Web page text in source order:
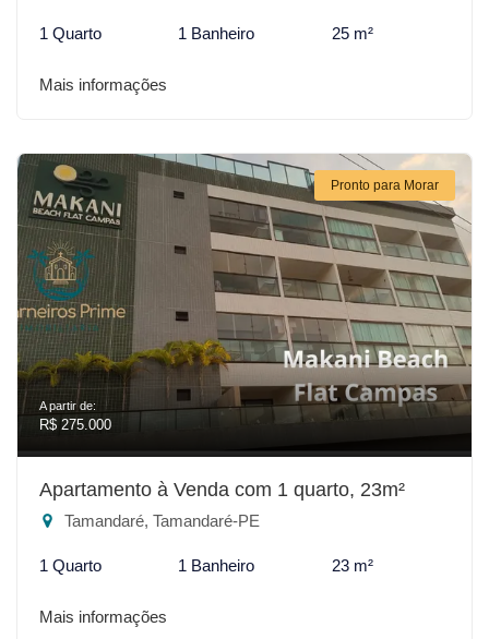
1 Quarto 1 Banheiro 25 m²
Mais informações
Pronto para Morar
A partir de:
R$ 275.000
Apartamento à Venda com 1 quarto, 23m²
Tamandaré, Tamandaré-PE
1 Quarto 1 Banheiro 23 m²
Mais informações